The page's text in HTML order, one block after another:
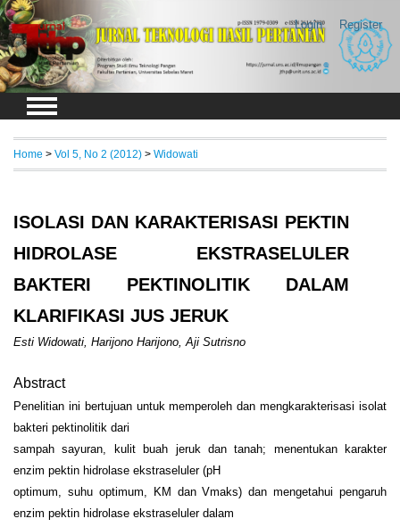
Login Register
Home > Vol 5, No 2 (2012) > Widowati
ISOLASI DAN KARAKTERISASI PEKTIN
HIDROLASE EKSTRASELULER
BAKTERI PEKTINOLITIK DALAM
KLARIFIKASI JUS JERUK
Esti Widowati, Harijono Harijono, Aji Sutrisno
Abstract
Penelitian ini bertujuan untuk memperoleh dan mengkarakterisasi isolat
bakteri pektinolitik dari
sampah sayuran, kulit buah jeruk dan tanah; menentukan karakter
enzim pektin hidrolase ekstraseluler (pH
optimum, suhu optimum, KM dan Vmaks) dan mengetahui pengaruh
enzim pektin hidrolase ekstraseluler dalam